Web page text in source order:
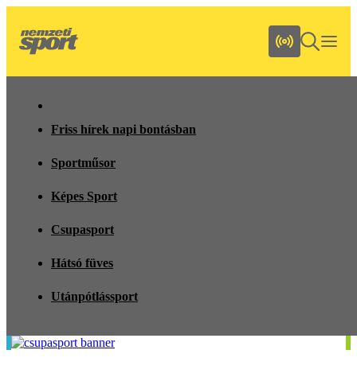
Friss hírek napi bontásban
Sportműsor
Képes Sport
Csupasport
Hátsó füves
Utánpótlássport